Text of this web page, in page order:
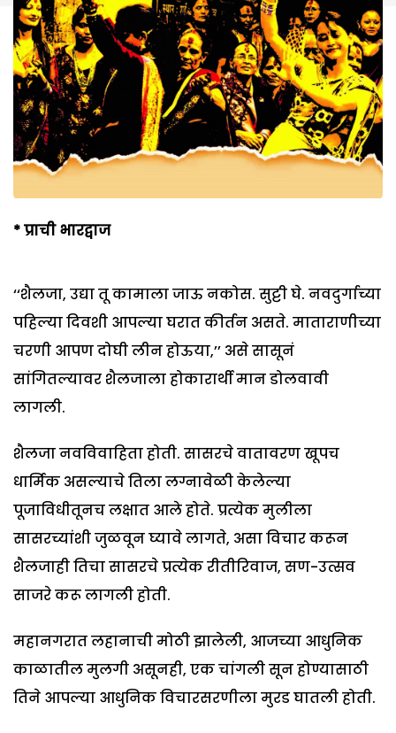
*प्राची भारद्वाज
‘‘शैलजा, उद्या तू कामाला जाऊ नकोस. सुट्टी घे. नवदुर्गाच्या
पहिल्या दिवशी आपल्या घरात कीर्तन असते. माताराणीच्या
चरणी आपण दोघी लीन होऊया,’’ असे सासूनं
सांगितल्यावर शैलजाला होकारार्थी मान डोलवावी
लागली.
शैलजा नवविवाहिता होती. सासरचे वातावरण खूपच
धार्मिक असल्याचे तिला लग्नावेळी केलेल्या
पूजाविधीतूनच लक्षात आले होते. प्रत्येक मुलीला
सासरच्यांशी जुळवून घ्यावे लागते, असा विचार करून
शैलजाही तिचा सासरचे प्रत्येक रीतीरिवाज, सण-उत्सव
साजरे करू लागली होती.
महानगरात लहानाची मोठी झालेली, आजच्या आधुनिक
काळातील मुलगी असूनही, एक चांगली सून होण्यासाठी
तिने आपल्या आधुनिक विचारसरणीला मुरड घातली होती.